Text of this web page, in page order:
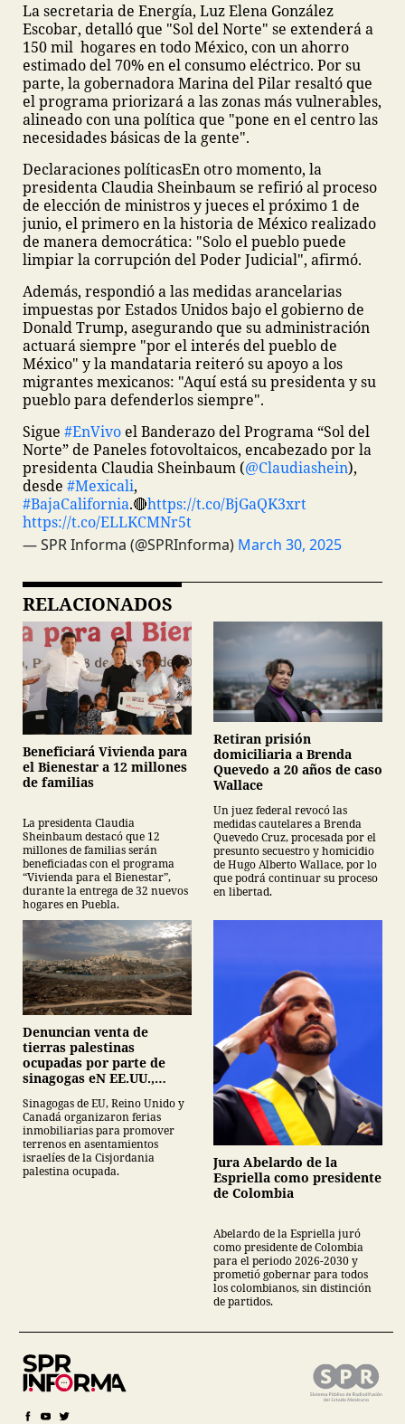
La secretaria de Energía, Luz Elena González
Escobar, detalló que "Sol del Norte" se extenderá a
150 mil hogares en todo México, con un ahorro
estimado del 70% en el consumo eléctrico. Por su
parte, la gobernadora Marina del Pilar resaltó que
el programa priorizará a las zonas más vulnerables,
alineado con una política que "pone en el centro las
necesidades básicas de la gente".
Declaraciones políticasEn otro momento, la
presidenta Claudia Sheinbaum se refirió al proceso
de elección de ministros y jueces el próximo 1 de
junio, el primero en la historia de México realizado
de manera democrática: "Solo el pueblo puede
limpiar la corrupción del Poder Judicial", afirmó.
Además, respondió a las medidas arancelarias
impuestas por Estados Unidos bajo el gobierno de
Donald Trump, asegurando que su administración
actuará siempre "por el interés del pueblo de
México" y la mandataria reiteró su apoyo a los
migrantes mexicanos: "Aquí está su presidenta y su
pueblo para defenderlos siempre".
Sigue #EnVivo el Banderazo del Programa “Sol del
Norte” de Paneles fotovoltaicos, encabezado por la
presidenta Claudia Sheinbaum (@Claudiashein),
desde #Mexicali,
#BajaCalifornia.🔴https://t.co/BjGaQK3xrt
https://t.co/ELLKCMNr5t
— SPR Informa (@SPRInforma) March 30, 2025
RELACIONADOS
Beneficiará Vivienda para
el Bienestar a 12 millones
de familias
La presidenta Claudia
Sheinbaum destacó que 12
millones de familias serán
beneficiadas con el programa
“Vivienda para el Bienestar”,
durante la entrega de 32 nuevos
hogares en Puebla.
Retiran prisión
domiciliaria a Brenda
Quevedo a 20 años de caso
Wallace
Un juez federal revocó las
medidas cautelares a Brenda
Quevedo Cruz, procesada por el
presunto secuestro y homicidio
de Hugo Alberto Wallace, por lo
que podrá continuar su proceso
en libertad.
Denuncian venta de
tierras palestinas
ocupadas por parte de
sinagogas eN EE.UU.,
Sinagogas de EU, Reino Unido y
Canadá organizaron ferias
inmobiliarias para promover
terrenos en asentamientos
israelíes de la Cisjordania
palestina ocupada.
Jura Abelardo de la
Espriella como presidente
de Colombia
Abelardo de la Espriella juró
como presidente de Colombia
para el periodo 2026-2030 y
prometió gobernar para todos
los colombianos, sin distinción
de partidos.